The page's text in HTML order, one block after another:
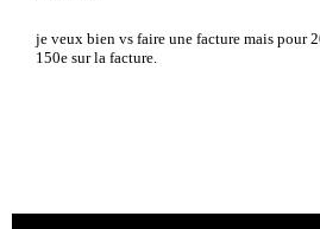
je veux bien vs faire une facture mais pour
150e sur la facture.